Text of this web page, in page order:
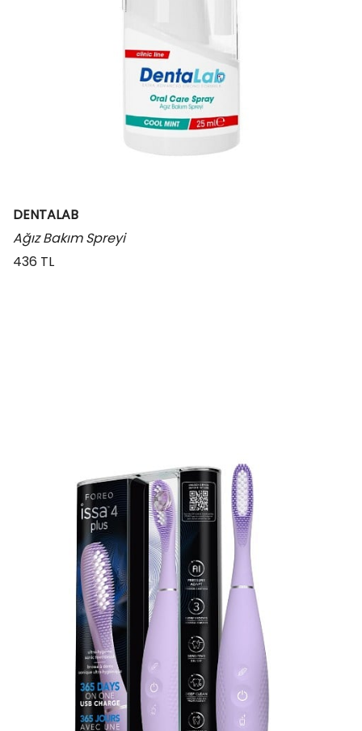
DENTALAB
Ağız Bakım Spreyi
436 TL